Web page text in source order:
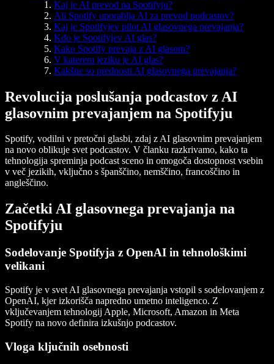
Kaj je AI prevod na Spotifyju?
Ali Spotify uporablja AI za prevod podcastov?
Kaj je Spotifyjev pilot AI glasovnega prevajanja?
Kdo je Spotifyjev AI glas?
Kako Spotify prevaja z AI glasom?
V katerem jeziku je AI glas?
Kakšne so prednosti AI glasovnega prevajanja?
Revolucija poslušanja podcastov z AI
glasovnim prevajanjem na Spotifyju
Spotify, vodilni v pretočni glasbi, zdaj z AI glasovnim prevajanjem
na novo oblikuje svet podcastov. V članku razkrivamo, kako ta
tehnologija spreminja podcast sceno in omogoča dostopnost vsebin
v več jezikih, vključno s španščino, nemščino, francoščino in
angleščino.
Začetki AI glasovnega prevajanja na
Spotifyju
Sodelovanje Spotifyja z OpenAI in tehnološkimi
velikani
Spotify je v svet AI glasovnega prevajanja vstopil s sodelovanjem z
OpenAI, kjer izkorišča napredno umetno inteligenco. Z
vključevanjem tehnologij Apple, Microsoft, Amazon in Meta
Spotify na novo definira izkušnjo podcastov.
Vloga ključnih osebnosti